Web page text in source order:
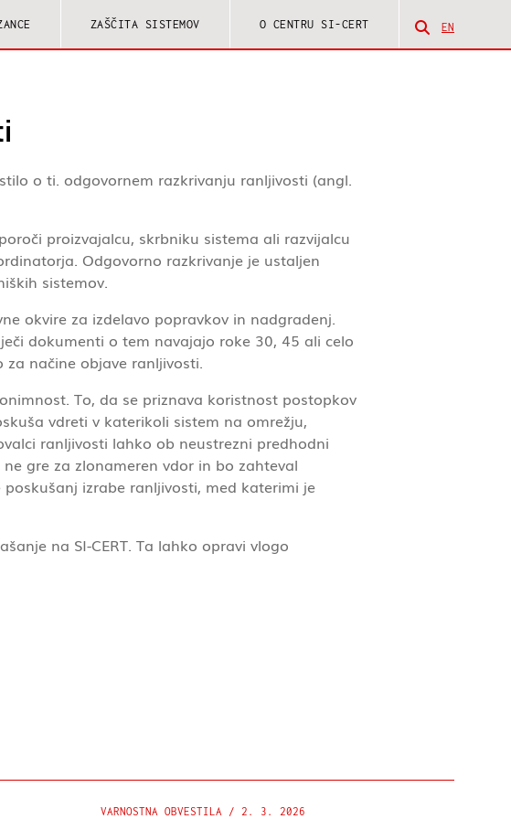
ZAŠČITA SISTEMOV O CENTRU SI-CERT Odpri
EN
o ti. odgovornem razkrivanju ranljivosti (angl.
proizvajalcu, skrbniku sistema ali razvijalcu
Odgovorno razkrivanje je ustaljen
sistemov.
okvire za izdelavo popravkov in nadgradenj.
dokumenti o tem navajajo roke 30, 45 ali celo
načine objave ranljivosti.
To, da se priznava koristnost postopkov
vdreti v katerikoli sistem na omrežju,
ranljivosti lahko ob neustrezni predhodni
gre za zlonameren vdor in bo zahteval
izrabe ranljivosti, med katerimi je
na SI-CERT. Ta lahko opravi vlogo
VARNOSTNA OBVESTILA / 2. 3. 2026